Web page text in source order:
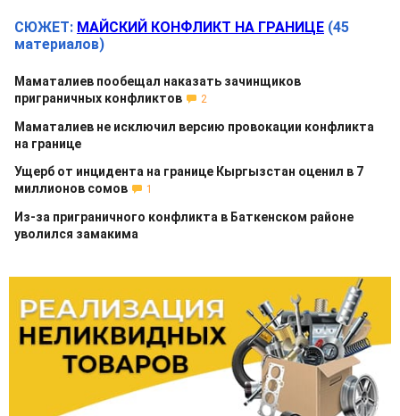
СЮЖЕТ: МАЙСКИЙ КОНФЛИКТ НА ГРАНИЦЕ (45
материалов)
Маматалиев пообещал наказать зачинщиков
приграничных конфликтов
2
Маматалиев не исключил версию провокации конфликта
на границе
Ущерб от инцидента на границе Кыргызстан оценил в 7
миллионов сомов
1
Из-за приграничного конфликта в Баткенском районе
уволился замакима